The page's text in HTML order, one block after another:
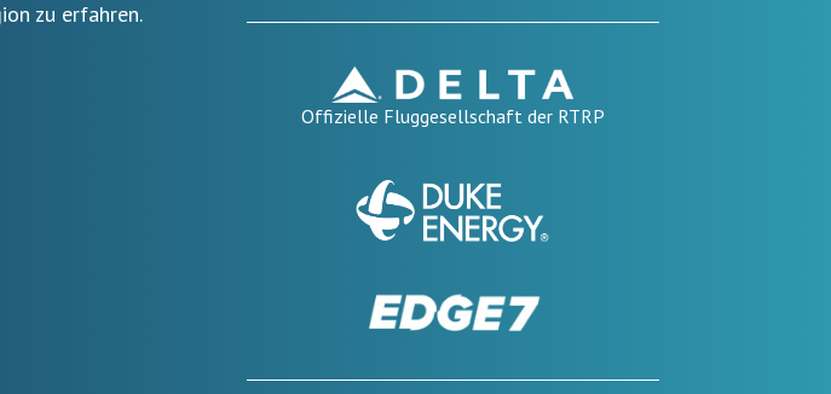
zu erfahren.
Offizielle Fluggesellschaft der RTRP